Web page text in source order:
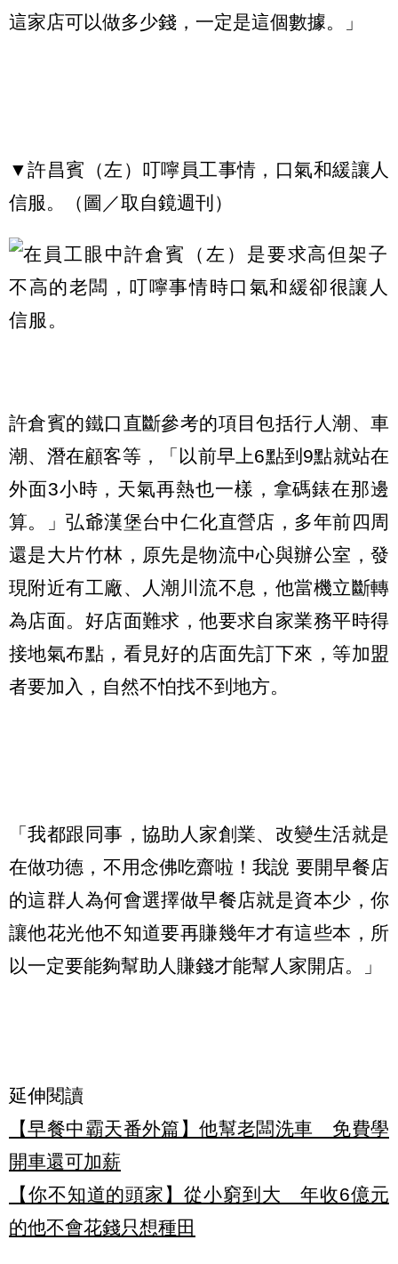
這家店可以做多少錢，一定是這個數據。」
▼許昌賓（左）叮嚀員工事情，口氣和緩讓人
信服。（圖／取自鏡週刊）
許倉賓的鐵口直斷參考的項目包括行人潮、車
潮、潛在顧客等，「以前早上6點到9點就站在
外面3小時，天氣再熱也一樣，拿碼錶在那邊
算。」弘爺漢堡台中仁化直營店，多年前四周
還是大片竹林，原先是物流中心與辦公室，發
現附近有工廠、人潮川流不息，他當機立斷轉
為店面。好店面難求，他要求自家業務平時得
接地氣布點，看見好的店面先訂下來，等加盟
者要加入，自然不怕找不到地方。
「我都跟同事，協助人家創業、改變生活就是
在做功德，不用念佛吃齋啦！我說 要開早餐店
的這群人為何會選擇做早餐店就是資本少，你
讓他花光他不知道要再賺幾年才有這些本，所
以一定要能夠幫助人賺錢才能幫人家開店。」
延伸閱讀
【早餐中霸天番外篇】他幫老闆洗車 免費學
開車還可加薪
【你不知道的頭家】從小窮到大 年收6億元
的他不會花錢只想種田